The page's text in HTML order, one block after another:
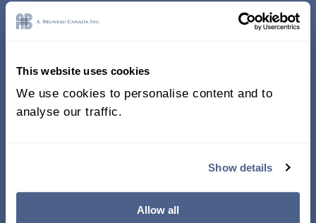
This website uses cookies
We use cookies to personalise content and to
analyse our traffic.
Show details
Allow all
338, Rue Saint-Antoine E.
Bureau 011, Montréal QC
H2Y 1A3 Canada